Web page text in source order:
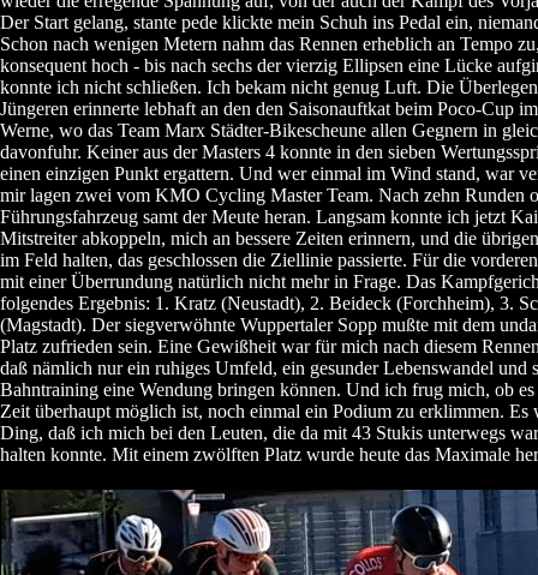
Der Start gelang, stante pede klickte mein Schuh ins Pedal ein,
Schon nach wenigen Metern nahm das Rennen erheblich an Tempo
konsequent hoch - bis nach sechs der vierzig Ellipsen eine Lücke
konnte ich nicht schließen. Ich bekam nicht genug Luft. Die
Jüngeren erinnerte lebhaft an den den Saisonauftkat beim Poco-Cup
Werne, wo das Team Marx Städter-Bikescheune allen Gegnern in
davonfuhr. Keiner aus der Masters 4 konnte in den sieben
einen einzigen Punkt ergattern. Und wer einmal im Wind stand, war
mir lagen zwei vom KMO Cycling Master Team. Nach zehn Runden
Führungsfahrzeug samt der Meute heran. Langsam konnte ich jetzt
Mitstreiter abkoppeln, mich an bessere Zeiten erinnern, und die
im Feld halten, das geschlossen die Ziellinie passierte. Für die
mit einer Überrundung natürlich nicht mehr in Frage. Das
folgendes Ergebnis: 1. Kratz (Neustadt), 2. Beideck (Forchheim), 3.
(Magstadt). Der siegverwöhnte Wuppertaler Sopp mußte mit dem
Platz zufrieden sein. Eine Gewißheit war für mich nach diesem
daß nämlich nur ein ruhiges Umfeld, ein gesunder Lebenswandel und
Bahntraining eine Wendung bringen können. Und ich frug mich, ob es
Zeit überhaupt möglich ist, noch einmal ein Podium zu erklimmen. Es
Ding, daß ich mich bei den Leuten, die da mit 43 Stukis unterwegs
halten konnte. Mit einem zwölften Platz wurde heute das Maximale